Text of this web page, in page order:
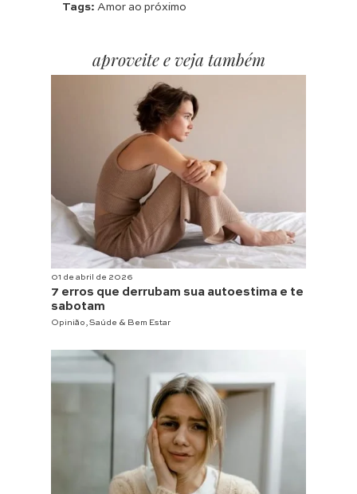
Tags: Amor ao próximo
aproveite e veja também
01 de abril de 2026
7 erros que derrubam sua autoestima e te
sabotam
Opinião , Saúde & Bem Estar